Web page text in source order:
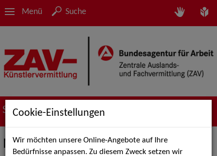
Menü Suche
Suche nach Künstler*innen
Mira Sanjana Sharma
Cookie-Einstellungen
Wir möchten unsere Online-Angebote auf Ihre
Bedürfnisse anpassen. Zu diesem Zweck setzen wir